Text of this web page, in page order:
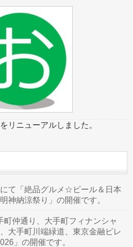
リニューアルしました。
て「絶品グルメ☆ビール＆日本
神納涼祭り」の開催です。
町仲通り、大手町フィナンシャ
大手町川端緑道、東京金融ビレ
」の開催です。